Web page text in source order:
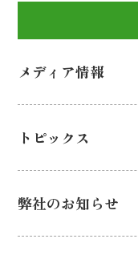
メディア情報
トピックス
弊社のお知らせ